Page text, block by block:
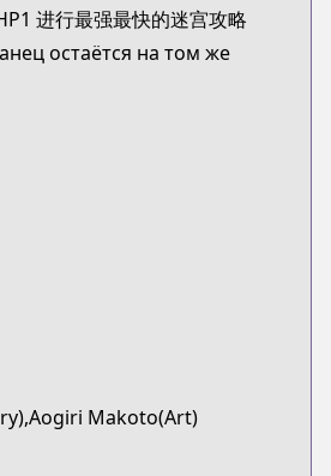
进行最强最快的迷宫攻略
остаётся на том же
Makoto(Art)